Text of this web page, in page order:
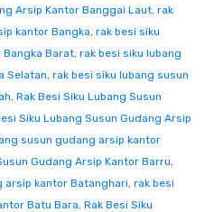
Arsip Kantor Banggai Laut, rak
kantor Bangka, rak besi siku
Barat, rak besi siku lubang
Selatan, rak besi siku lubang susun
, Rak Besi Siku Lubang Susun
Siku Lubang Susun Gudang Arsip
susun gudang arsip kantor
Gudang Arsip Kantor Barru,
arsip kantor Batanghari, rak besi
Batu Bara, Rak Besi Siku